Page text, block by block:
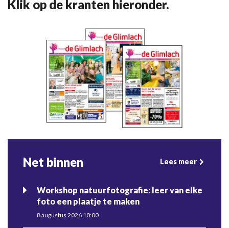
Klik op de kranten hieronder.
Net binnen Lees meer
Workshop natuurfotografie: leer van elke
foto een plaatje te maken
8 augustus 2026 10:00